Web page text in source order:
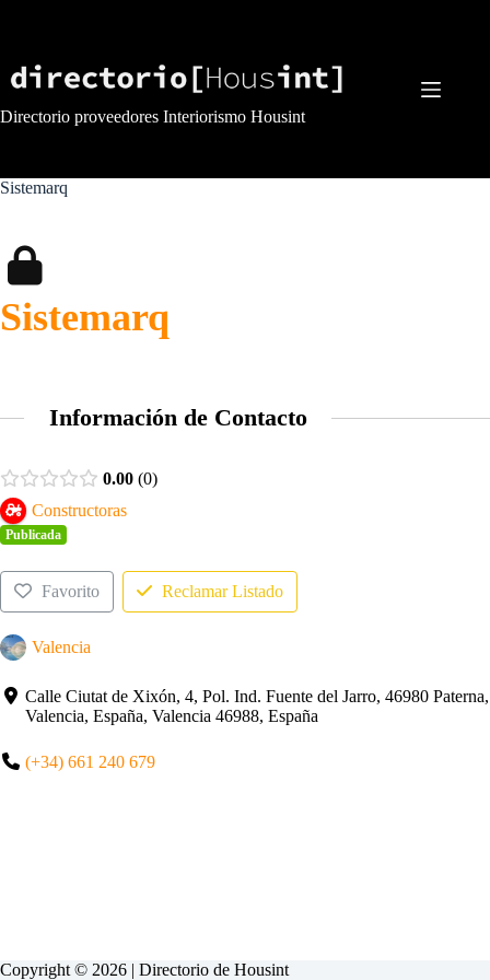
Directorio proveedores Interiorismo Housint
Sistemarq
Sistemarq
Información de Contacto
0.00 0
Constructoras
Publicada
Favorito Reclamar Listado
Valencia
Calle Ciutat de Xixón, 4, Pol. Ind. Fuente del Jarro, 46980 Paterna,
Valencia, España, Valencia 46988, España
(+34) 661 240 679
Copyright © 2026 | Directorio de Housint